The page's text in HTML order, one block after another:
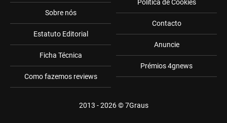
Sobre nós
Estatuto Editorial
Ficha Técnica
Como fazemos reviews
Política de Cookies
Contacto
Anuncie
Prémios 4gnews
2013 - 2026 ©7Graus